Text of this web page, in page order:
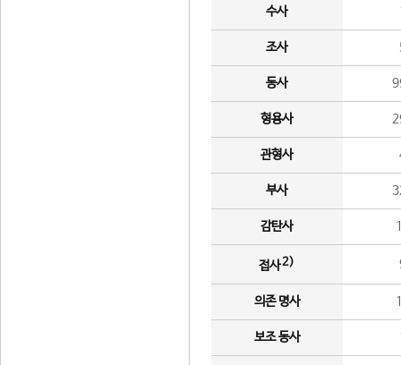
수사
조사
동사
형용사
관형사
부사
감탄사
접사2)
의존 명사
보조 동사